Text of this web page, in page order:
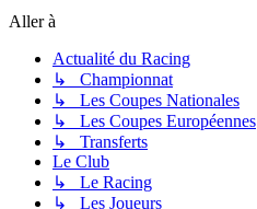
Aller à
Actualité du Racing
↳ Championnat
↳ Les Coupes Nationales
↳ Les Coupes Européennes
↳ Transferts
Le Club
↳ Le Racing
↳ Les Joueurs